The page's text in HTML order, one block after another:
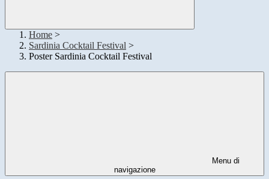
Home >
Sardinia Cocktail Festival >
Poster Sardinia Cocktail Festival
Menu di
navigazione